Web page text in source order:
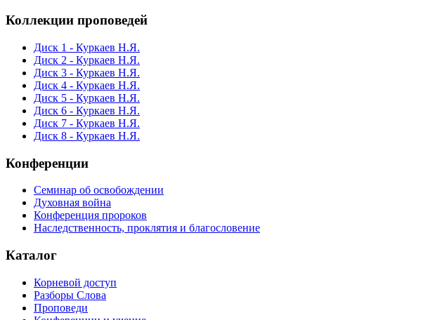
Коллекции проповедей
Диск 1 - Куркаев Н.Я.
Диск 2 - Куркаев Н.Я.
Диск 3 - Куркаев Н.Я.
Диск 4 - Куркаев Н.Я.
Диск 5 - Куркаев Н.Я.
Диск 6 - Куркаев Н.Я.
Диск 7 - Куркаев Н.Я.
Диск 8 - Куркаев Н.Я.
Конференции
Семинар об освобождении
Духовная война
Конференция пророков
Наследственность, проклятия и благословение
Каталог
Корневой доступ
Разборы Слова
Проповеди